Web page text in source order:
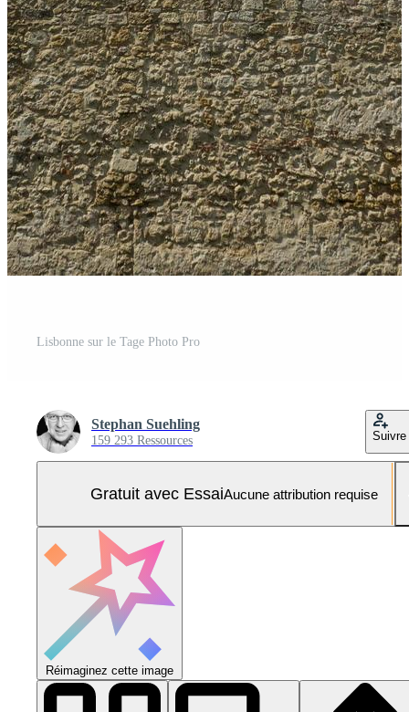
Lisbonne sur le Tage Photo Pro
Stephan Suehling
159 293 Ressources Suivre
Gratuit avec EssaiAucune attribution requise
Réimaginez cette image